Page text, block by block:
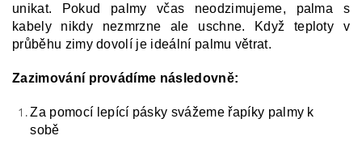
unikat. Pokud palmy včas neodzimujeme, palma s
kabely nikdy nezmrzne ale uschne. Když teploty v
průběhu zimy dovolí je ideální palmu větrat.
Zazimování provádíme následovně:
Za pomocí lepící pásky svážeme řapíky palmy k
sobě